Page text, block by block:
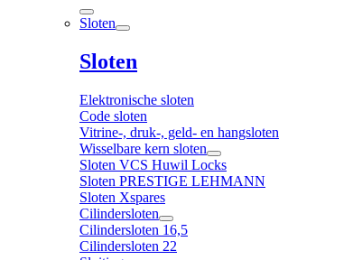
Sloten
Sloten
Elektronische sloten
Code sloten
Vitrine-, druk-, geld- en hangsloten
Wisselbare kern sloten
Sloten VCS Huwil Locks
Sloten PRESTIGE LEHMANN
Sloten Xspares
Cilindersloten
Cilindersloten 16,5
Cilindersloten 22